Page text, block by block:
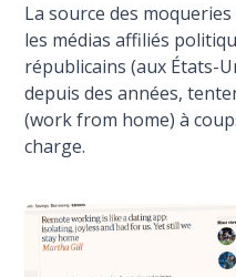
La source des
les médias affiliés
républicains (aux États-
depuis des années,
(work from home) à
charge.